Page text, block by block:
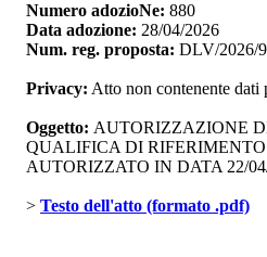
Numero adozioNe: 880
Data adozione: 28/04/2026
Num. reg. proposta: DLV/2026/
Privacy: Atto non contenente dati
Oggetto: AUTORIZZAZIONE
QUALIFICA DI
AUTORIZZATO IN DATA 22/
> Testo dell'atto (formato .pdf)